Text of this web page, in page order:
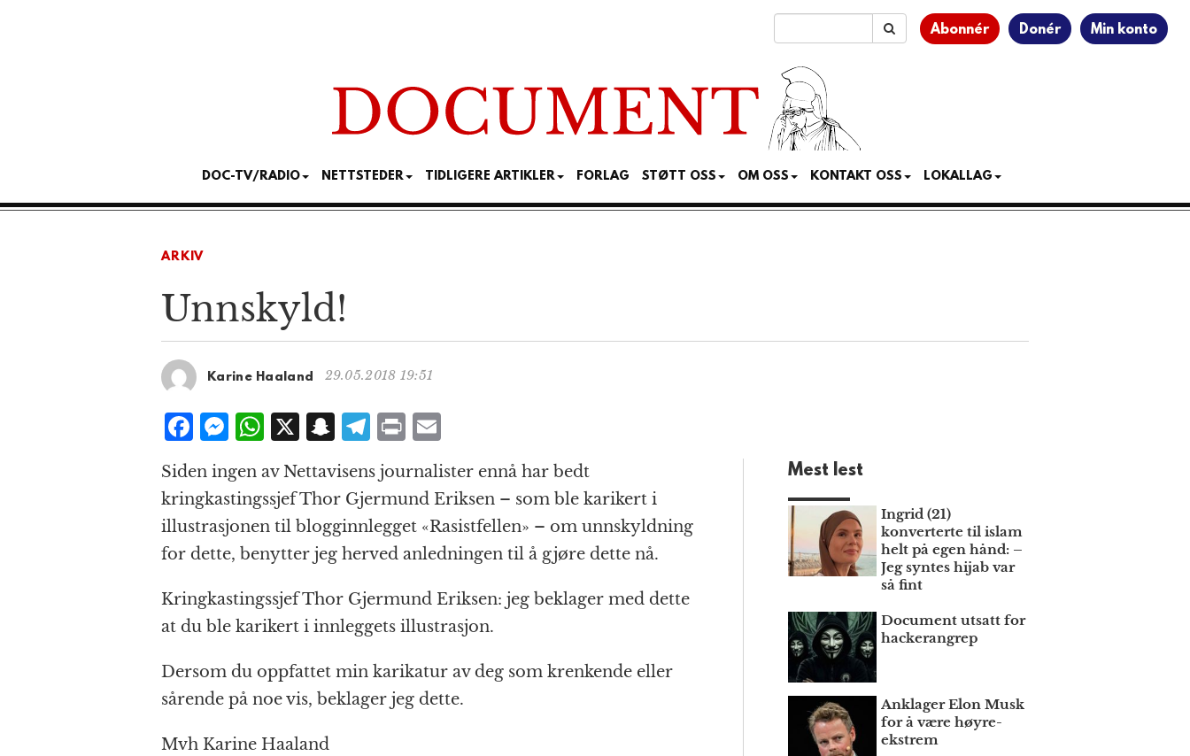
Abonnér Donér Min konto
DOC-TV/RADIO NETTSTEDER TIDLIGERE ARTIKLER FORLAG STØTT OSS OM OSS KONTAKT OSS LOKALLAG
ARKIV
Unnskyld!
Karine Haaland 29.05.2018 19:51
F
c
e
b
o
o
k
M
ss
e
n
g
e
r
W
at
s
A
p
p
X S
n
a
p
c
h
at
T
el
e
g
r
a
m
P
n
t
m
ai
l
Siden ingen av Nettavisens journalister ennå har bedt
kringkastingssjef Thor Gjermund Eriksen – som ble karikert i
illustrasjonen til blogginnlegget «Rasistfellen» – om unnskyldning
for dette, benytter jeg herved anledningen til å gjøre dette nå.
Kringkastingssjef Thor Gjermund Eriksen: jeg beklager med dette
at du ble karikert i innleggets illustrasjon.
Dersom du oppfattet min karikatur av deg som krenkende eller
sårende på noe vis, beklager jeg dette.
Mvh Karine Haaland
Mest lest
Ingrid (21)
konverterte til islam
helt på egen hånd: –
Jeg syntes hijab var
så fint
Document utsatt for
hackerangrep
Anklager Elon Musk
for å være høyre­
ekstrem